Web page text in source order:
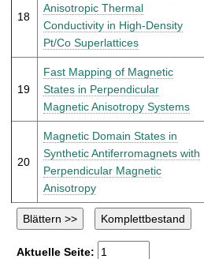
18
Anisotropic Thermal
Conductivity in High-Density
Pt/Co Superlattices
19
Fast Mapping of Magnetic
States in Perpendicular
Magnetic Anisotropy Systems
20
Magnetic Domain States in
Synthetic Antiferromagnets with
Perpendicular Magnetic
Anisotropy
Aktuelle Seite: